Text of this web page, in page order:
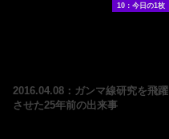
10：今日の1枚
2016.04.08：ガンマ線研究を飛躍
させた25年前の出来事